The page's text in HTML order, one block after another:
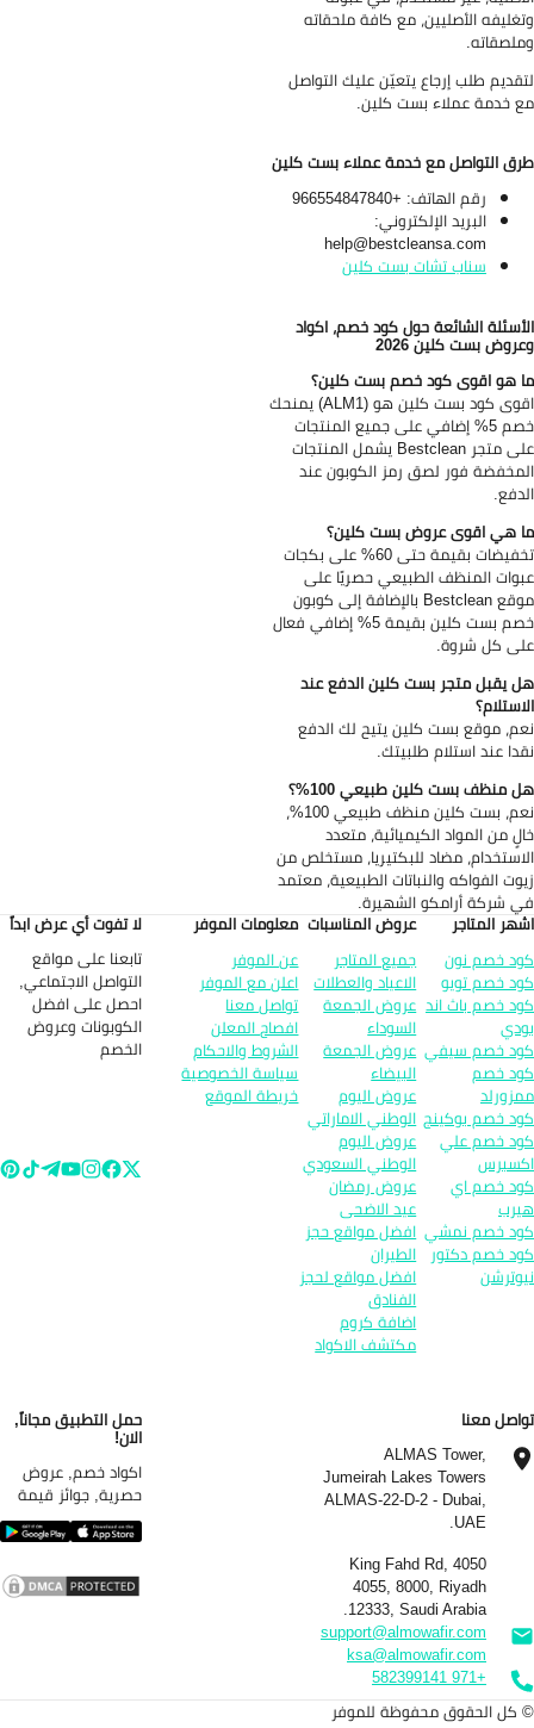
الأصليين، مع كافة ملحقاته
طلب إرجاع يتعيّن عليك التواصل
خدمة عملاء بست كلين.
التواصل مع خدمة عملاء بست كلين
رقم الهاتف: +966554847840
البريد الإلكتروني:
help@bestcleansa.com
سناب تشات بست كلين
الشائعة حول كود خصم، اكواد
بست كلين 2026
هو اقوى كود خصم بست كلين؟
اقوى كود بست كلين هو (ALM1) يمنحك
خصم 5% إضافي على جميع المنتجات
على متجر Bestclean يشمل المنتجات
فور لصق رمز الكوبون عند
هي اقوى عروض بست كلين؟
تخفيضات بقيمة حتى 60% على بكجات
المنظف الطبيعي حصريًا على
موقع Bestclean بالإضافة إلى كوبون
خصم بست كلين بقيمة 5% إضافي فعال
كل شروة.
يقبل متجر بست كلين الدفع عند
موقع بست كلين يتيح لك الدفع
عند استلام طلبيتك.
منظف بست كلين طبيعي 100%؟
نعم، بست كلين منظف طبيعي 100%،
من المواد الكيميائية، متعدد
مضاد للبكتيريا، مستخلص من
الفواكه والنباتات الطبيعية، معتمد
شركة أرامكو الشهيرة.
المتاجر
خصم نون
خصم تويو
خصم باث اند
خصم سيفي
خصم
خصم بوكينج
خصم علي
خصم اي
خصم نمشي
خصم دكتور
عروض المناسبات
جميع المتاجر
الاعياد والعطلات
عروض الجمعة
السوداء
عروض الجمعة
البيضاء
عروض اليوم
الوطني الاماراتي
عروض اليوم
الوطني السعودي
عروض رمضان
عيد الاضحى
افضل مواقع حجز
الطيران
افضل مواقع لحجز
الفنادق
اضافة كروم
مكتشف الاكواد
معلومات الموفر
عن الموفر
اعلن مع الموفر
تواصل معنا
افصاح المعلن
الشروط والاحكام
سياسة الخصوصية
خريطة الموقع
لا تفوت أي عرض ابداً
تابعنا على مواقع
التواصل الاجتماعي,
احصل على افضل
الكوبونات وعروض
الخصم
معنا
ALMAS Tower,
Jumeirah Lakes Towers
ALMAS-22-D-2 - Dubai,
UAE.
4050 King Fahd Rd,
4055, 8000, Riyadh
12333, Saudi Arabia.
support@almowafir.com
ksa@almowafir.com
حمل التطبيق مجاناً,
الان!
اكواد خصم, عروض
حصرية, جوائز قيمة
الحقوق محفوظة للموفر